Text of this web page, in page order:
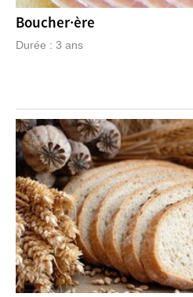
Boucher·ère
Durée : 3 ans